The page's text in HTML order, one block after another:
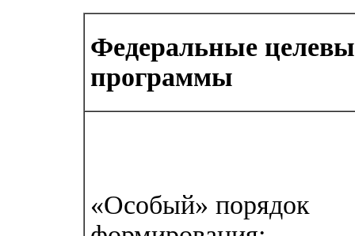
Федеральные
программы
«Особый» порядок